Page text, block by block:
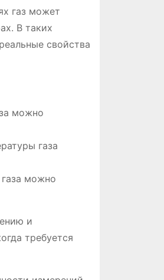
газ может
В таких
свойства
можно
газа
можно
и
требуется